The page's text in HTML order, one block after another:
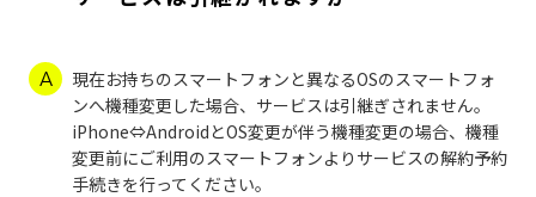
現在お持ちのスマートフォンと異なるOSのスマートフォ
ンへ機種変更した場合、サービスは引継ぎされません。
iPhone⇔AndroidとOS変更が伴う機種変更の場合、機種
変更前にご利用のスマートフォンよりサービスの解約予約
手続きを行ってください。